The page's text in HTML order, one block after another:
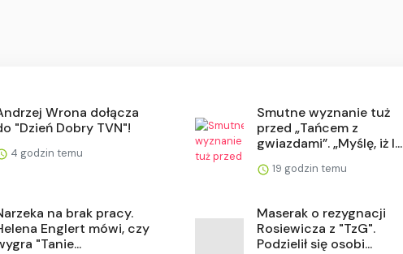
Wrona dołącza
"Dzień Dobry TVN"!
4 godzin temu
Smutne wyznanie tuż
przed „Tańcem z
gwiazdami”. „Myślę, iż l...
19 godzin temu
na brak pracy.
Englert mówi, czy
"Tanie...
Maserak o rezygnacji
Rosiewicza z "TzG".
Podzielił się osobi...